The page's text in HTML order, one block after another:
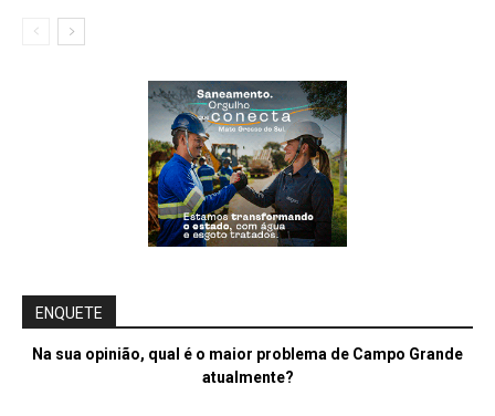
ENQUETE
Na sua opinião, qual é o maior problema de Campo Grande
atualmente?